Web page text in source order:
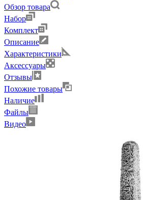
Обзор товара
Набор
Комплект
Описание
Характеристики
Аксессуары
Отзывы
Похожие товары
Наличие
Файлы
Видео